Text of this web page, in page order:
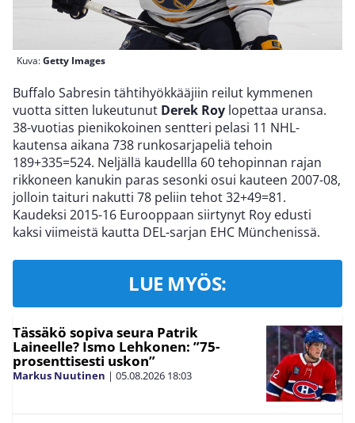
Kuva:Getty Images
Buffalo Sabresin tähtihyökkääjiin reilut kymmenen
vuotta sitten lukeutunut Derek Roy lopettaa uransa.
38-vuotias pienikokoinen sentteri pelasi 11 NHL-
kautensa aikana 738 runkosarjapeliä tehoin
189+335=524. Neljällä kaudellla 60 tehopinnan rajan
rikkoneen kanukin paras sesonki osui kauteen 2007-08,
jolloin taituri nakutti 78 peliin tehot 32+49=81.
Kaudeksi 2015-16 Eurooppaan siirtynyt Roy edusti
kaksi viimeistä kautta DEL-sarjan EHC Münchenissä.
LUE MYÖS:
Tässäkö sopiva seura Patrik
Laineelle? Ismo Lehkonen: ”75-
prosenttisesti uskon”
Markus Nuutinen | 05.08.2026 18:03